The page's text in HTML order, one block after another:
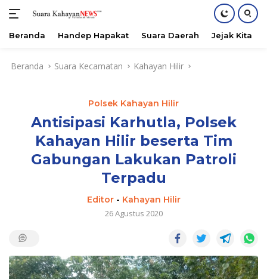
Beranda Handep Hapakat Suara Daerah Jejak Kita
Beranda Suara Kecamatan Kahayan Hilir
Polsek Kahayan Hilir
Antisipasi Karhutla, Polsek
Kahayan Hilir beserta Tim
Gabungan Lakukan Patroli
Terpadu
Editor- Kahayan Hilir
26 Agustus 2020